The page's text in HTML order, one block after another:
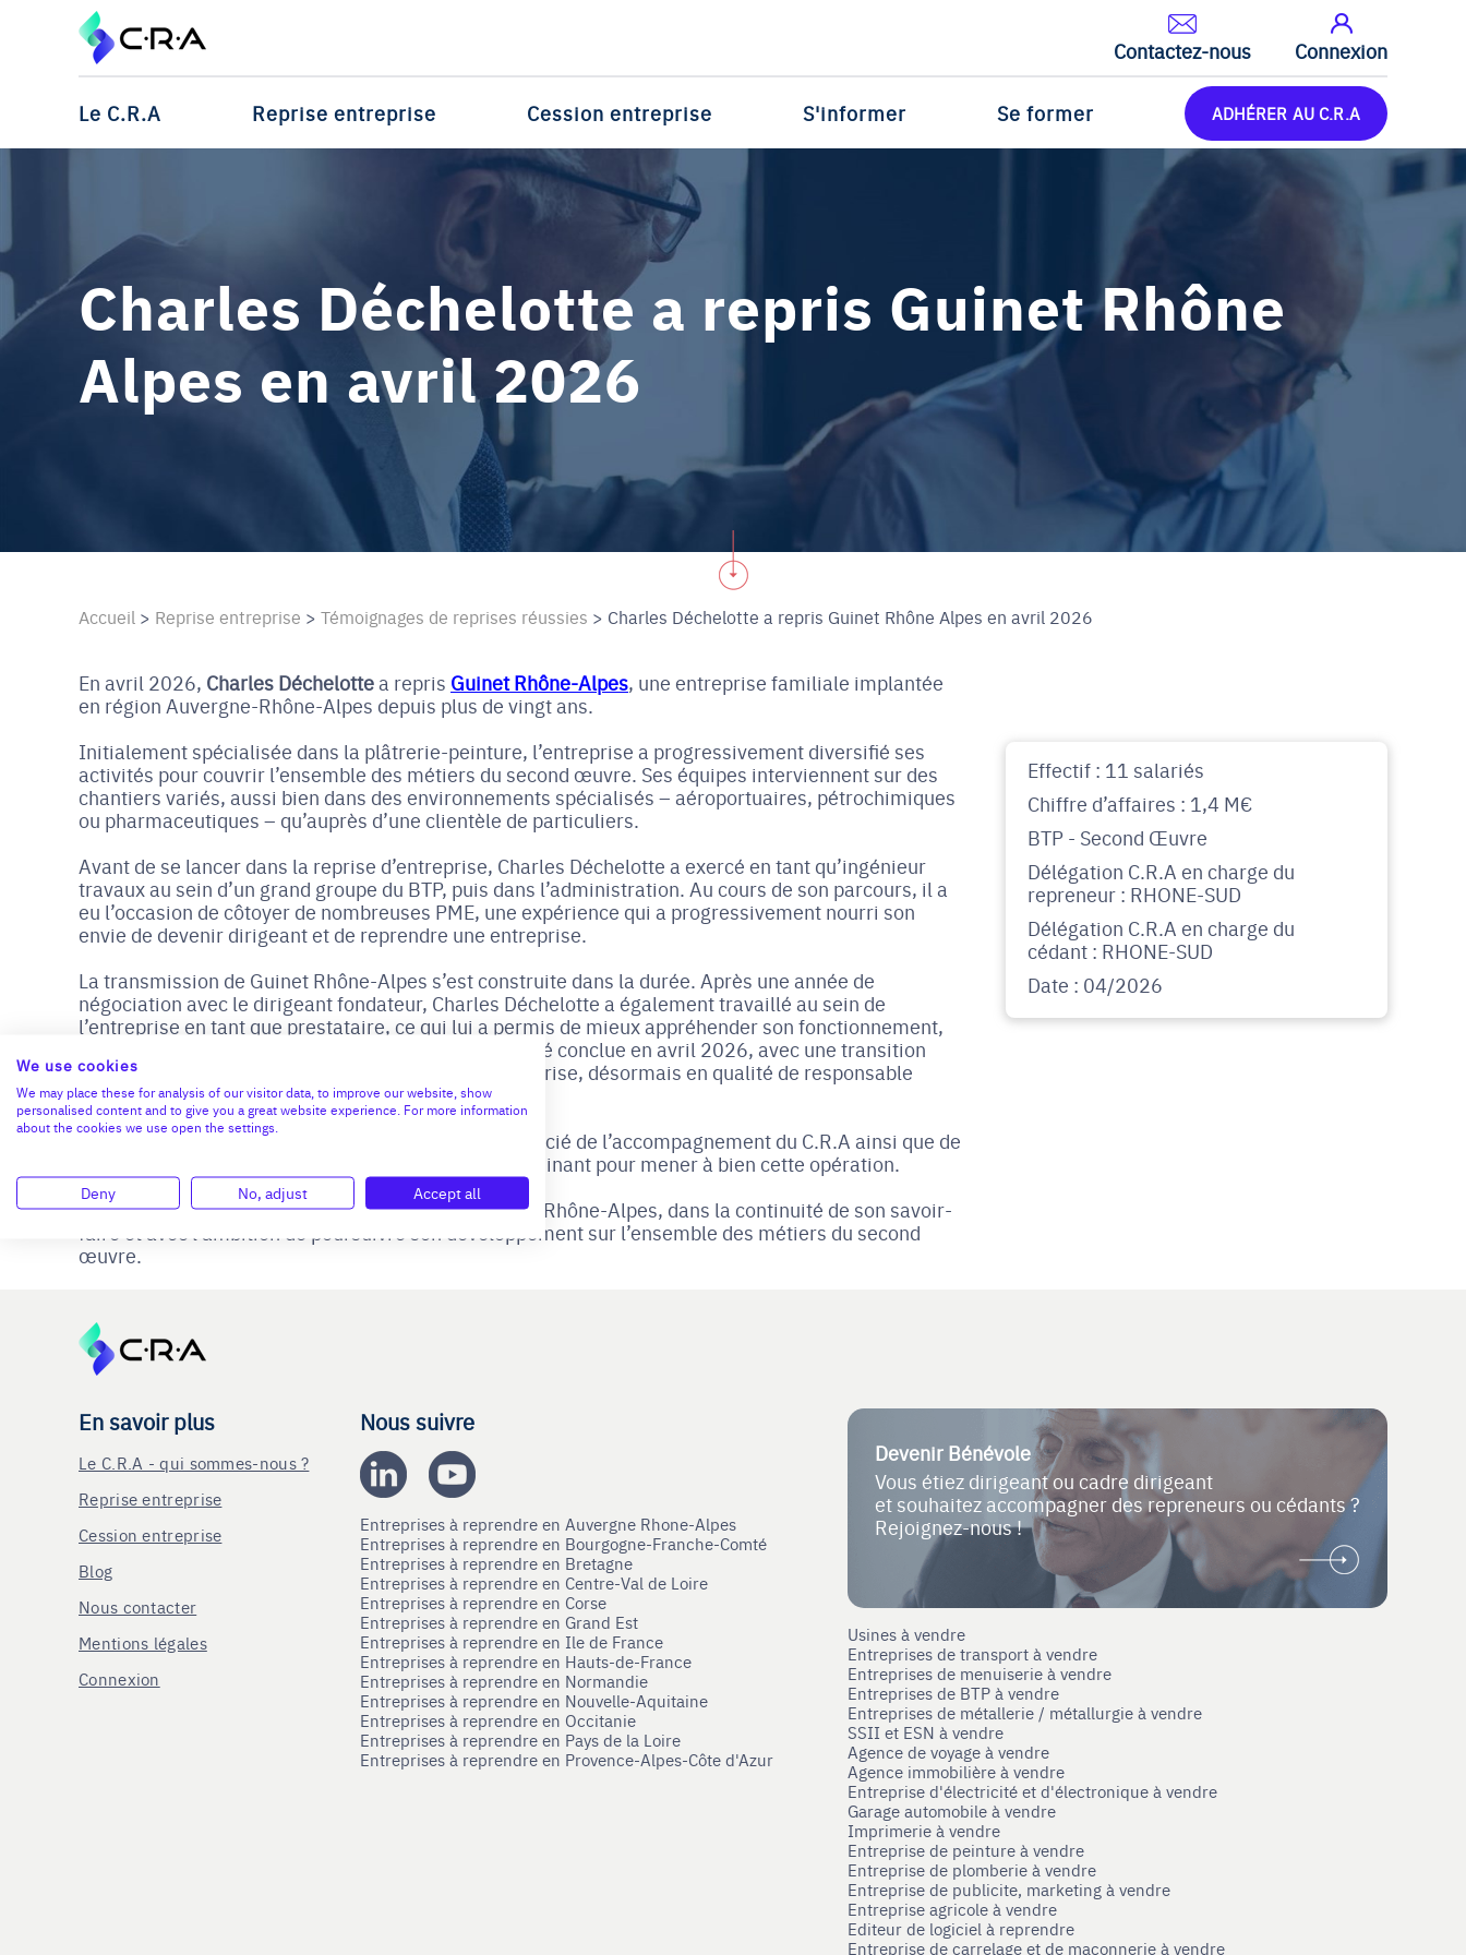
Contactez-nous Connexion
Le C.R.A Reprise entreprise Cession entreprise S'informer Se former ADHÉRER AU C.R.A
Charles Déchelotte a repris Guinet Rhône
Alpes en avril 2026
Accueil > Reprise entreprise > Témoignages de reprises réussies > Charles Déchelotte a repris Guinet Rhône Alpes en avril 2026
Effectif : 11 salariés
Chiffre d’affaires : 1,4 M€
BTP - Second Œuvre
Délégation C.R.A en charge du
repreneur : RHONE-SUD
Délégation C.R.A en charge du
cédant : RHONE-SUD
Date : 04/2026
En avril 2026, Charles Déchelottea repris Guinet Rhône-Alpes, une entreprise familiale implantée
en région Auvergne-Rhône-Alpes depuis plus de vingt ans.
Initialement spécialisée dans la plâtrerie-peinture, l’entreprise a progressivement diversifié ses
activités pour couvrir l’ensemble des métiers du second œuvre. Ses équipes interviennent sur des
chantiers variés, aussi bien dans des environnements spécialisés – aéroportuaires, pétrochimiques
ou pharmaceutiques – qu’auprès d’une clientèle de particuliers.
Avant de se lancer dans la reprise d’entreprise, Charles Déchelotte a exercé en tant qu’ingénieur
travaux au sein d’un grand groupe du BTP, puis dans l’administration. Au cours de son parcours, il a
eu l’occasion de côtoyer de nombreuses PME, une expérience qui a progressivement nourri son
envie de devenir dirigeant et de reprendre une entreprise.
La transmission de Guinet Rhône-Alpes s’est construite dans la durée. Après une année de
négociation avec le dirigeant fondateur, Charles Déchelotte a également travaillé au sein de
l’entreprise en tant que prestataire, ce qui lui a permis de mieux appréhender son fonctionnement,
ses équipes et ses enjeux. La cession a finalement été conclue en avril 2026, avec une transition
facilitée par le maintien du cédant au sein de l’entreprise, désormais en qualité de responsable
commercial.
Tout au long de ce projet, Charles Déchelotte a bénéficié de l’accompagnement du C.R.A ainsi que de
ses conseils spécialisés, dont le soutien a été déterminant pour mener à bien cette opération.
Cette reprise ouvre un nouveau chapitre pour Guinet Rhône-Alpes, dans la continuité de son savoir-
faire et avec l’ambition de poursuivre son développement sur l’ensemble des métiers du second
œuvre.
En savoir plus
Le C.R.A - qui sommes-nous ?
Reprise entreprise
Cession entreprise
Blog
Nous contacter
Mentions légales
Connexion
Nous suivre
Entreprises à reprendre en Auvergne Rhone-Alpes
Entreprises à reprendre en Bourgogne-Franche-Comté
Entreprises à reprendre en Bretagne
Entreprises à reprendre en Centre-Val de Loire
Entreprises à reprendre en Corse
Entreprises à reprendre en Grand Est
Entreprises à reprendre en Ile de France
Entreprises à reprendre en Hauts-de-France
Entreprises à reprendre en Normandie
Entreprises à reprendre en Nouvelle-Aquitaine
Entreprises à reprendre en Occitanie
Entreprises à reprendre en Pays de la Loire
Entreprises à reprendre en Provence-Alpes-Côte d'Azur
Devenir Bénévole
Vous étiez dirigeant ou cadre dirigeant
et souhaitez accompagner des repreneurs ou cédants ?
Rejoignez-nous !
Usines à vendre
Entreprises de transport à vendre
Entreprises de menuiserie à vendre
Entreprises de BTP à vendre
Entreprises de métallerie / métallurgie à vendre
SSII et ESN à vendre
Agence de voyage à vendre
Agence immobilière à vendre
Entreprise d'électricité et d'électronique à vendre
Garage automobile à vendre
Imprimerie à vendre
Entreprise de peinture à vendre
Entreprise de plomberie à vendre
Entreprise de publicite, marketing à vendre
Entreprise agricole à vendre
Editeur de logiciel à reprendre
Entreprise de carrelage et de maçonnerie à vendre
We use cookies
We may place these for analysis of our visitor data, to improve our website, show
personalised content and to give you a great website experience. For more information
about the cookies we use open the settings.
Deny No, adjust Accept all